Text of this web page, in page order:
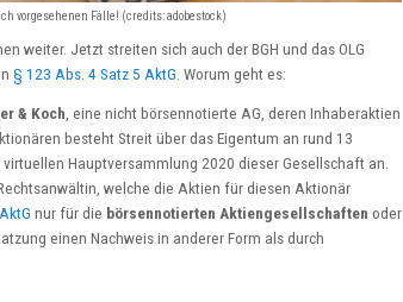
vorgesehenen Fälle! (credits: adobestock)
weiter. Jetzt streiten sich auch der BGH und das OLG
§ 123 Abs. 4 Satz 5 AktG. Worum geht es:
& Koch, eine nicht börsennotierte AG, deren Inhaberaktien
besteht Streit über das Eigentum an rund 13
Hauptversammlung 2020 dieser Gesellschaft an.
welche die Aktien für diesen Aktionär
nur für die börsennotierten Aktiengesellschaften oder
einen Nachweis in anderer Form als durch